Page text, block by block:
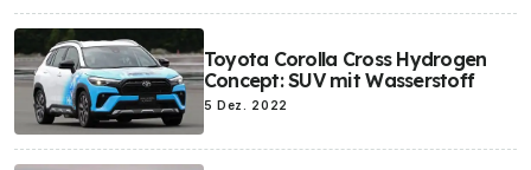
Toyota Corolla Cross Hydrogen
Concept: SUV mit Wasserstoff
5 Dez. 2022